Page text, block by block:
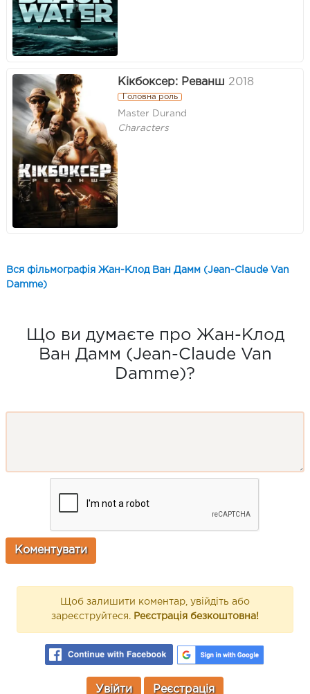
Кікбоксер: Реванш 2018
Головна роль
Master Durand
Characters
Вся фільмографія Жан-Клод Ван Дамм (Jean-Claude Van
Damme)
Що ви думаєте про Жан-Клод
Ван Дамм (Jean-Claude Van
Damme)?
Щоб залишити коментар, увійдіть або
зареєструйтеся. Реєстрація безкоштовна!
Увійти Реєстрація